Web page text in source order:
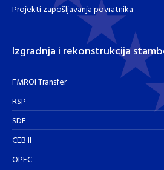
Projekti zapošljavanja povratnika
Izgradnja i rekonstrukcija
FMROI Transfer
RSP
SDF
CEB II
OPEC